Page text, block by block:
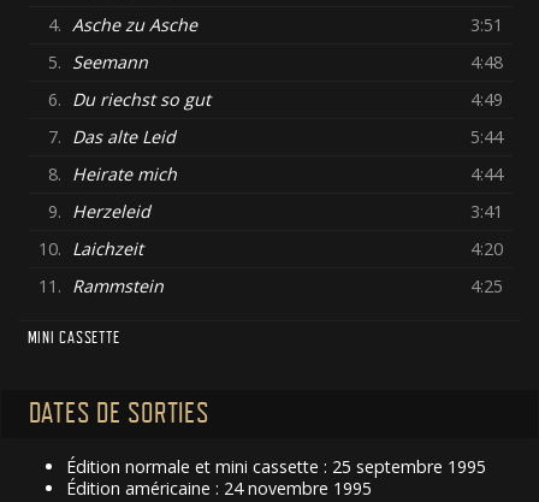
4. Asche zu Asche
3:51
5. Seemann
4:48
6. Du riechst so gut
4:49
7. Das alte Leid
5:44
8. Heirate mich
4:44
9. Herzeleid
3:41
10. Laichzeit
4:20
11. Rammstein 4:25
MINI CASSETTE
DATES DE SORTIES
Édition normale et mini cassette : 25 septembre 1995
Édition américaine : 24 novembre 1995